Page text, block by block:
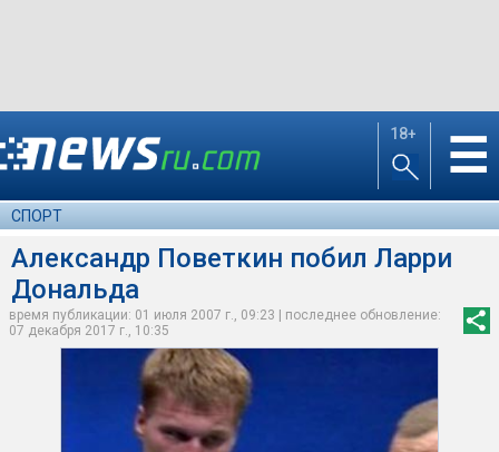
18+ ☰
СПОРТ
Александр Поветкин побил Ларри
Дональда
время публикации: 01 июля 2007 г., 09:23 | последнее обновление:
07 декабря 2017 г., 10:35